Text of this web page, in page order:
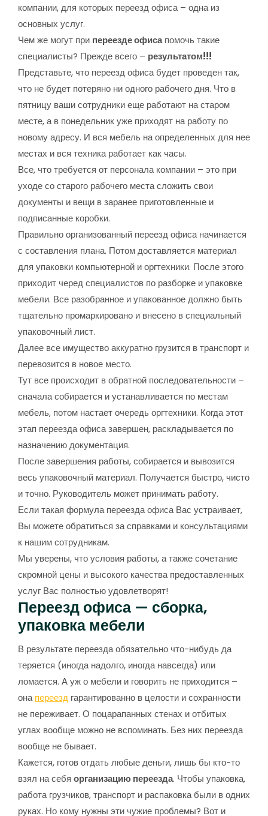
компании, для которых переезд офиса – одна из
основных услуг.
Чем же могут при переезде офисапомочь такие
специалисты? Прежде всего – результатом!!!
Представьте, что переезд офиса будет проведен так,
что не будет потеряно ни одного рабочего дня. Что в
пятницу ваши сотрудники еще работают на старом
месте, а в понедельник уже приходят на работу по
новому адресу. И вся мебель на определенных для нее
местах и вся техника работает как часы.
Все, что требуется от персонала компании – это при
уходе со старого рабочего места сложить свои
документы и вещи в заранее приготовленные и
подписанные коробки.
Правильно организованный переезд офиса начинается
с составления плана. Потом доставляется материал
для упаковки компьютерной и оргтехники. После этого
приходит черед специалистов по разборке и упаковке
мебели. Все разобранное и упакованное должно быть
тщательно промаркировано и внесено в специальный
упаковочный лист.
Далее все имущество аккуратно грузится в транспорт и
перевозится в новое место.
Тут все происходит в обратной последовательности –
сначала собирается и устанавливается по местам
мебель, потом настает очередь оргтехники. Когда этот
этап переезда офиса завершен, раскладывается по
назначению документация.
После завершения работы, собирается и вывозится
весь упаковочный материал. Получается быстро, чисто
и точно. Руководитель может принимать работу.
Если такая формула переезда офиса Вас устраивает,
Вы можете обратиться за справками и консультациями
к нашим сотрудникам.
Мы уверены, что условия работы, а также сочетание
скромной цены и высокого качества предоставленных
услуг Вас полностью удовлетворят!
Переезд офиса — сборка,
упаковка мебели
В результате переезда обязательно что-нибудь да
теряется (иногда надолго, иногда навсегда) или
ломается. А уж о мебели и говорить не приходится –
онапереезд гарантированно в целости и сохранности
не переживает. О поцарапанных стенах и отбитых
углах вообще можно не вспоминать. Без них переезда
вообще не бывает.
Кажется, готов отдать любые деньги, лишь бы кто-то
взял на себя организацию переезда. Чтобы упаковка,
работа грузчиков, транспорт и распаковка были в одних
руках. Но кому нужны эти чужие проблемы? Вот и